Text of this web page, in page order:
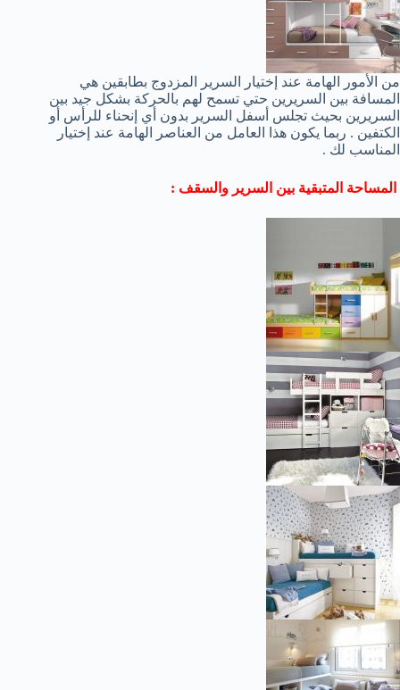
من الأمور الهامة عند إختيار السرير المزدوج بطابقين هي
المسافة بين السريرين حتي تسمح لهم بالحركة بشكل جيد بين
السريرين بحيث تجلس أسفل السرير بدون أي إنحناء للرأس أو
الكتفين . ربما يكون هذا العامل من العناصر الهامة عند إختيار
المناسب لك .
المساحة المتبقية بين السرير والسقف :